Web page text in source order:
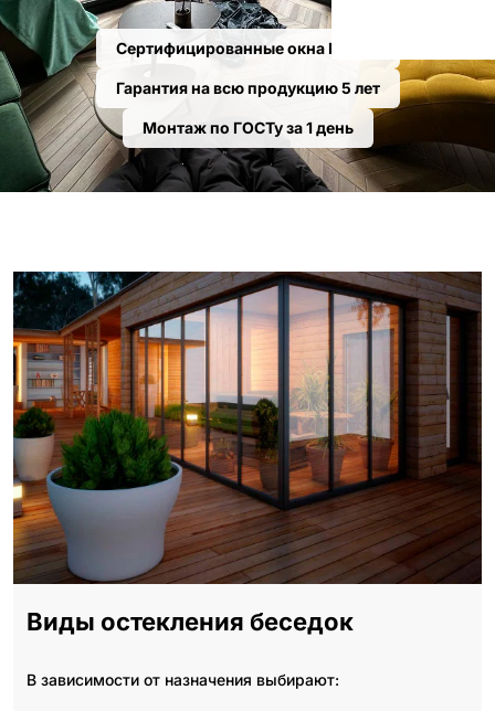
Сертифицированные окна РЕХАУ
Гарантия на всю продукцию 5 лет
Монтаж по ГОСТу за 1 день
Виды остекления беседок
В зависимости от назначения выбирают: